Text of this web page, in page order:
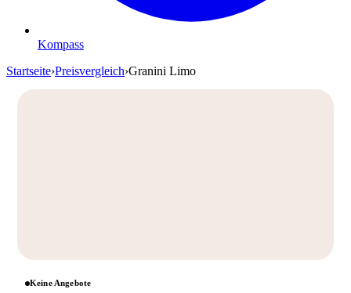
Kompass
Startseite›Preisvergleich›Granini Limo
Keine Angebote